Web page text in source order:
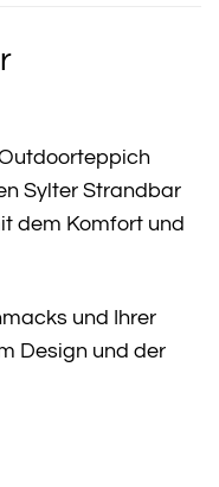
Sylter Strandbar
dem Komfort und
und Ihrer
Design und der